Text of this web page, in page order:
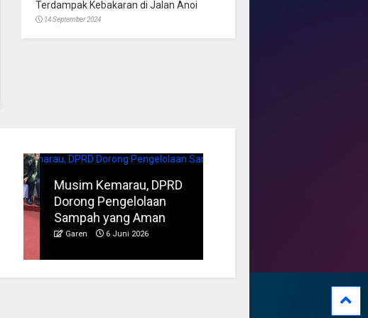
Terdampak Kebakaran di Jalan Anoi
14 September 2024
Musim Kemarau, DPRD
Dorong Pengelolaan
Sampah yang Aman
Garen 6 Juni 2026